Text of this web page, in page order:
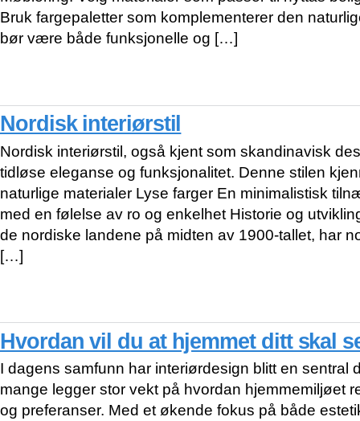
Bruk fargepaletter som komplementerer den
bør være både funksjonelle og […]
Nordisk interiørstil
Nordisk interiørstil, også kjent som skandinavisk
tidløse eleganse og funksjonalitet. Denne stilen
naturlige materialer Lyse farger En minimalistisk
med en følelse av ro og enkelhet Historie og
de nordiske landene på midten av 1900-tallet, har
[…]
Hvordan vil du at hjemmet ditt skal
I dagens samfunn har interiørdesign blitt en sentral
mange legger stor vekt på hvordan hjemmemiljøet
og preferanser. Med et økende fokus på både